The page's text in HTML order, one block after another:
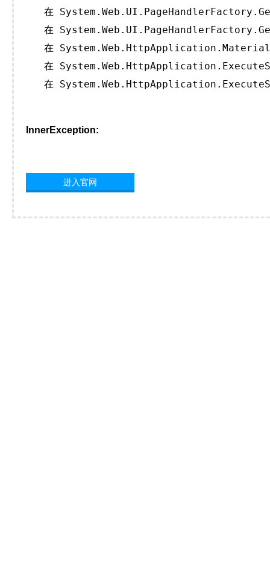
在
在
在
在
在
InnerException:
进入官网